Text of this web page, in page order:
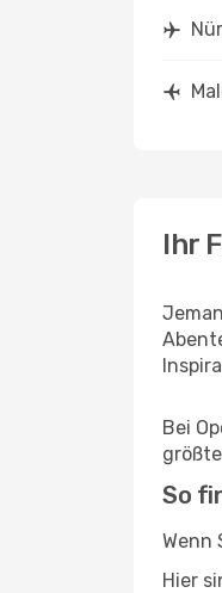
Ihr
Bei
So
Wenn
Hier